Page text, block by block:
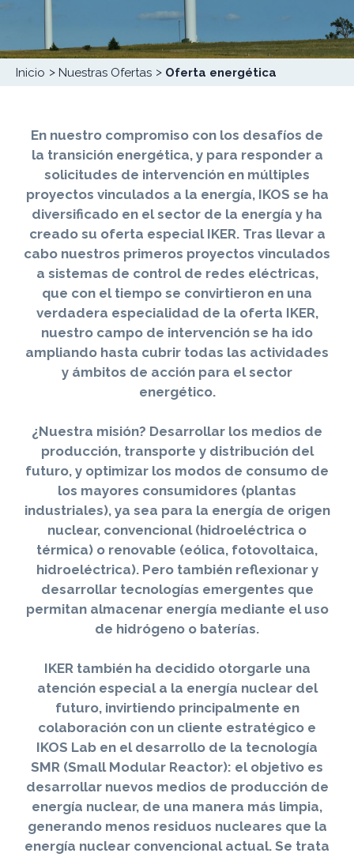
Sobrescribir
ayuda
navegación
Inicio Nuestras Ofertas Oferta energética
En nuestro compromiso con los desafíos de
la transición energética, y para responder a
solicitudes de intervención en múltiples
proyectos vinculados a la energía, IKOS se ha
diversificado en el sector de la energía y ha
creado su oferta especial IKER. Tras llevar a
cabo nuestros primeros proyectos vinculados
a sistemas de control de redes eléctricas,
que con el tiempo se convirtieron en una
verdadera especialidad de la oferta IKER,
nuestro campo de intervención se ha ido
ampliando hasta cubrir todas las actividades
y ámbitos de acción para el sector
energético.
¿Nuestra misión? Desarrollar los medios de
producción, transporte y distribución del
futuro, y optimizar los modos de consumo de
los mayores consumidores (plantas
industriales), ya sea para la energía de origen
nuclear, convencional (hidroeléctrica o
térmica) o renovable (eólica, fotovoltaica,
hidroeléctrica). Pero también reflexionar y
desarrollar tecnologías emergentes que
permitan almacenar energía mediante el uso
de hidrógeno o baterías.
IKER también ha decidido otorgarle una
atención especial a la energía nuclear del
futuro, invirtiendo principalmente en
colaboración con un cliente estratégico e
IKOS Lab en el desarrollo de la tecnología
SMR (Small Modular Reactor): el objetivo es
desarrollar nuevos medios de producción de
energía nuclear, de una manera más limpia,
generando menos residuos nucleares que la
energía nuclear convencional actual. Se trata